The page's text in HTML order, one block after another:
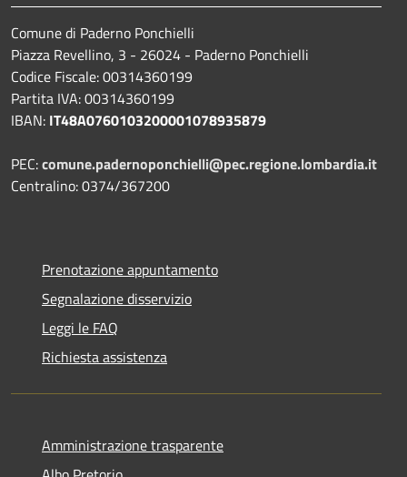
Comune di Paderno Ponchielli
Piazza Revellino, 3 - 26024 - Paderno Ponchielli
Codice Fiscale: 00314360199
Partita IVA: 00314360199
IBAN: IT48A0760103200001078935879
PEC:comune.padernoponchielli@pec.regione.lombardia.it
Centralino: 0374/367200
Prenotazione appuntamento
Segnalazione disservizio
Leggi le FAQ
Richiesta assistenza
Amministrazione trasparente